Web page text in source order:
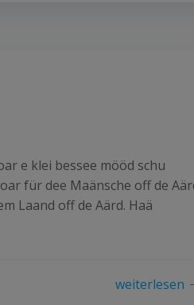
e klei bessee mööd schu
für dee Maänsche off de
Laand off de Aärd. Haä
weiterlesen